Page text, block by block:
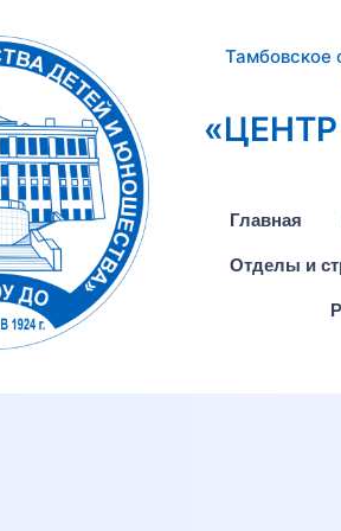
Тамбовское
Главная
Отделы и